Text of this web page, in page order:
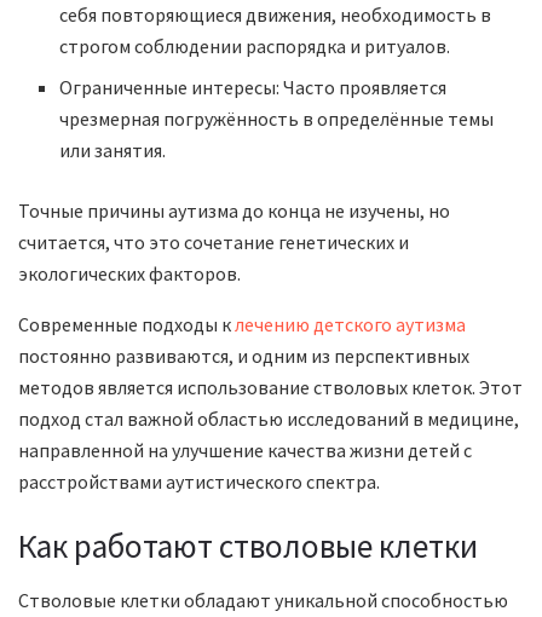
себя повторяющиеся движения, необходимость в
строгом соблюдении распорядка и ритуалов.
Ограниченные интересы: Часто проявляется
чрезмерная погружённость в определённые темы
или занятия.
Точные причины аутизма до конца не изучены, но
считается, что это сочетание генетических и
экологических факторов.
Современные подходы к лечению детского аутизма
постоянно развиваются, и одним из перспективных
методов является использование стволовых клеток. Этот
подход стал важной областью исследований в медицине,
направленной на улучшение качества жизни детей с
расстройствами аутистического спектра.
Как работают стволовые клетки
Стволовые клетки обладают уникальной способностью